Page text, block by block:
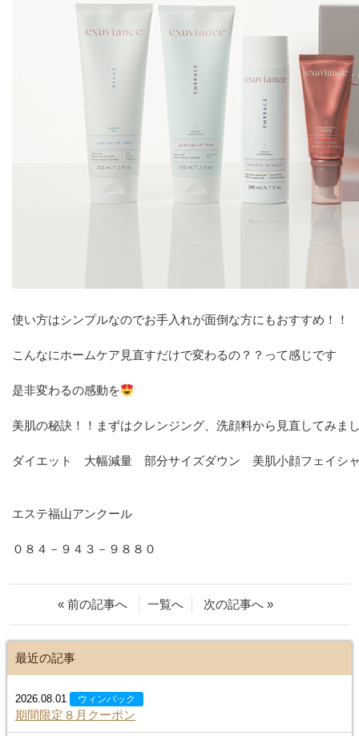
使い方はシンプルなのでお手入れが面倒な方にもおすすめ！！
こんなにホームケア見直すだけで変わるの？？って感じです
是非変わるの感動を
美肌の秘訣！！まずはクレンジング、洗顔料から見直してみま
ダイエット 大幅減量 部分サイズダウン 美肌小顔フェイシャ
エステ福山アンクール
０８４－９４３－９８８０
« 前の記事へ 一覧へ 次の記事へ »
最近の記事
2026.08.01 ウィンバック
期間限定８月クーポン